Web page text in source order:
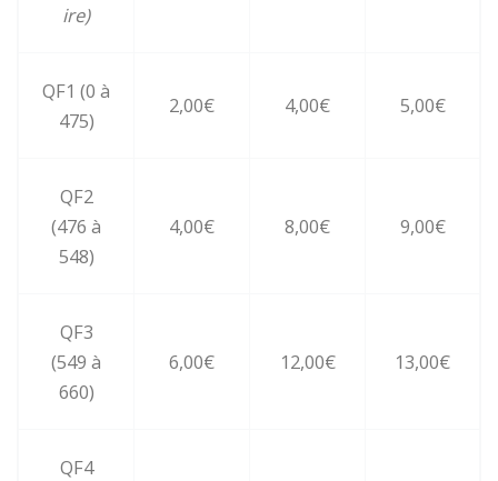
ire)
QF1 (0 à
475)
2,00€ 4,00€ 5,00€
QF2
(476 à
548)
4,00€ 8,00€ 9,00€
QF3
(549 à
660)
6,00€ 12,00€ 13,00€
QF4